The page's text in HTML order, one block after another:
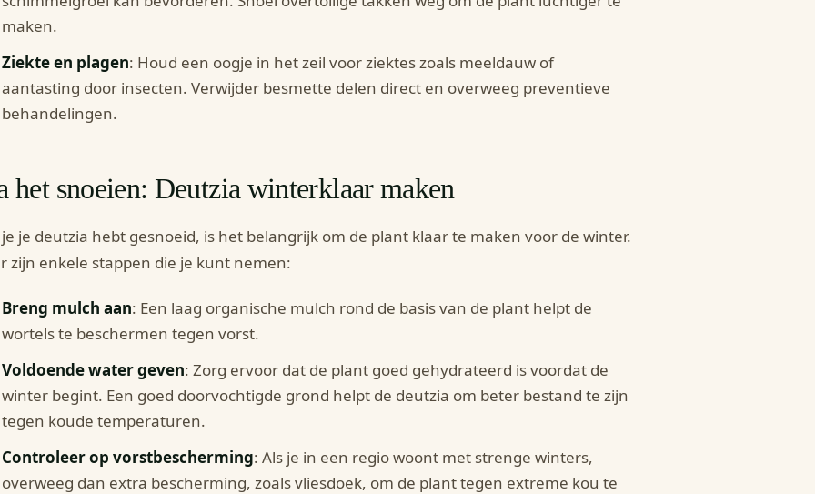
maken.
Ziekte en plagen: Houd een oogje in het zeil voor ziektes zoals meeldauw of
aantasting door insecten. Verwijder besmette delen direct en overweeg preventieve
behandelingen.
het snoeien: Deutzia winterklaar maken
je deutzia hebt gesnoeid, is het belangrijk om de plant klaar te maken voor de winter.
zijn enkele stappen die je kunt nemen:
Breng mulch aan: Een laag organische mulch rond de basis van de plant helpt de
wortels te beschermen tegen vorst.
Voldoende water geven: Zorg ervoor dat de plant goed gehydrateerd is voordat de
winter begint. Een goed doorvochtigde grond helpt de deutzia om beter bestand te zijn
tegen koude temperaturen.
Controleer op vorstbescherming: Als je in een regio woont met strenge winters,
overweeg dan extra bescherming, zoals vliesdoek, om de plant tegen extreme kou te